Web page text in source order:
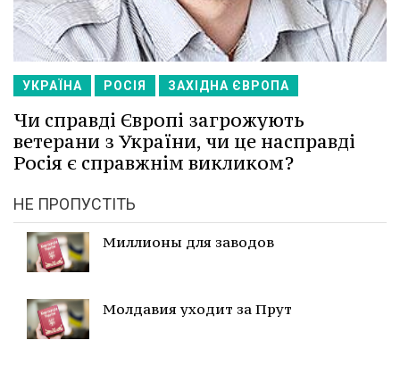
УКРАЇНА РОСІЯ ЗАХІДНА ЄВРОПА
Чи справді Європі загрожують
ветерани з України, чи це насправді
Росія є справжнім викликом?
НЕ ПРОПУСТІТЬ
Миллионы для заводов
Молдавия уходит за Прут